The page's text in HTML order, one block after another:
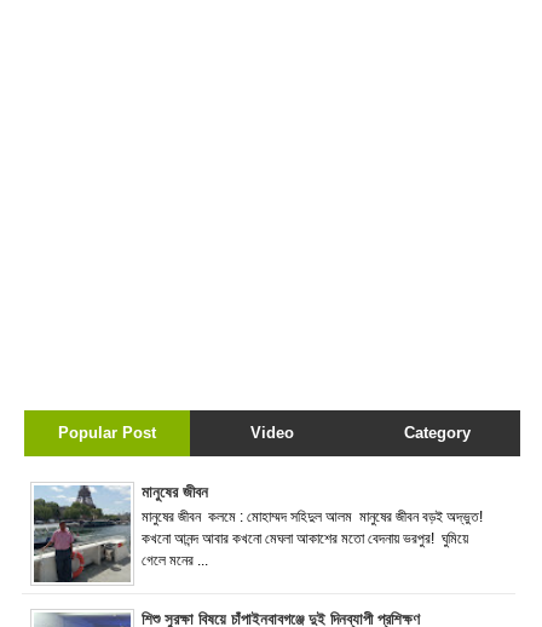
Popular Post Video Category
মানুষের জীবন
মানুষের জীবন কলমে : মোহাম্মদ সহিদুল আলম মানুষের জীবন বড়ই অদ্ভুত!
কখনো আনন্দ আবার কখনো মেঘলা আকাশের মতো বেদনায় ভরপুর! ঘুমিয়ে
গেলে মনের ...
শিশু সুরক্ষা বিষয়ে চাঁপাইনবাবগঞ্জে দুই দিনব্যাপী প্রশিক্ষণ